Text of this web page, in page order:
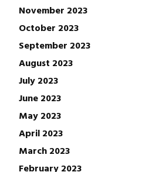
November 2023
October 2023
September 2023
August 2023
July 2023
June 2023
May 2023
April 2023
March 2023
February 2023